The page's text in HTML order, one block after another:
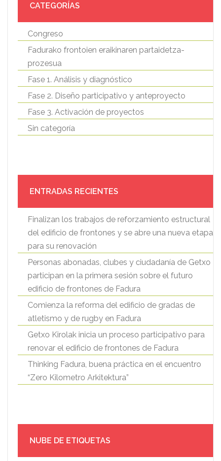
CATEGORÍAS
Congreso
Fadurako frontoien eraikinaren partaidetza-
prozesua
Fase 1. Análisis y diagnóstico
Fase 2. Diseño participativo y anteproyecto
Fase 3. Activación de proyectos
Sin categoría
ENTRADAS RECIENTES
Finalizan los trabajos de reforzamiento estructural
del edificio de frontones y se abre una nueva etapa
para su renovación
Personas abonadas, clubes y ciudadanía de Getxo
participan en la primera sesión sobre el futuro
edificio de frontones de Fadura
Comienza la reforma del edificio de gradas de
atletismo y de rugby en Fadura
Getxo Kirolak inicia un proceso participativo para
renovar el edificio de frontones de Fadura
Thinking Fadura, buena práctica en el encuentro
“Zero Kilometro Arkitektura”
NUBE DE ETIQUETAS